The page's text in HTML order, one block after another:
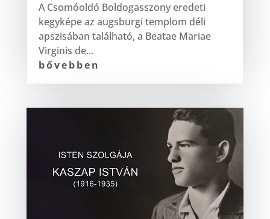
A Csomóoldó Boldogasszony eredeti
kegyképe az augsburgi templom déli
apszisában található, a Beatae Mariae
Virginis de...
bővebben